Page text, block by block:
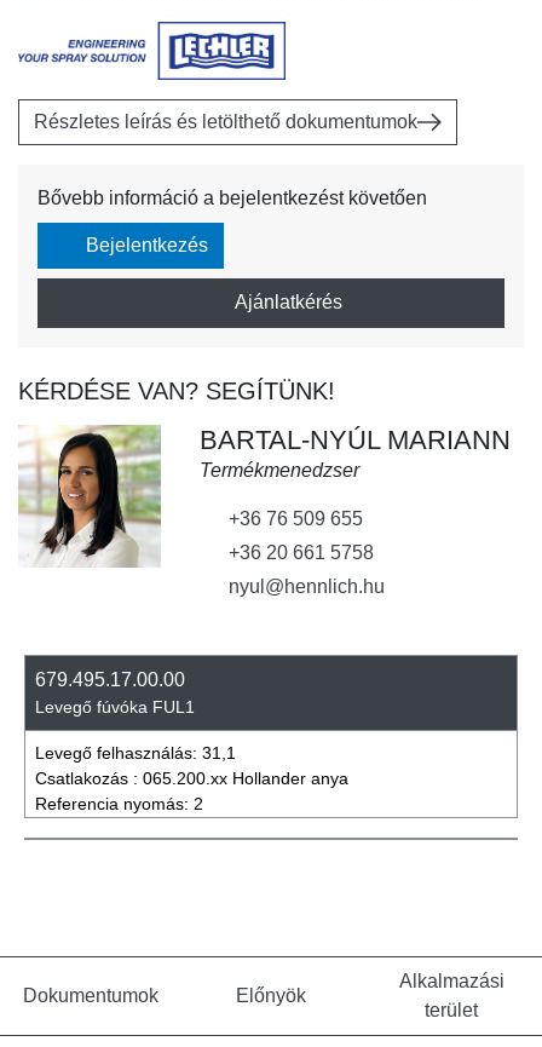
Részletes leírás és letölthető dokumentumok
Bővebb információ a bejelentkezést követően
Bejelentkezés
Ajánlatkérés
KÉRDÉSE VAN? SEGÍTÜNK!
BARTAL-NYÚL MARIANN
Termékmenedzser
+36 76 509 655
+36 20 661 5758
nyul@hennlich.hu
679.495.17.00.00
Levegő fúvóka FUL1
Levegő felhasználás: 31,1
Csatlakozás : 065.200.xx Hollander anya
Referencia nyomás: 2
Dokumentumok Előnyök
Alkalmazási
terület